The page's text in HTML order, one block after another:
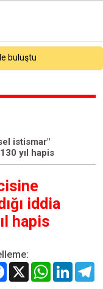
istismar"
yıl hapis
iddia
hapis
Facebook
X WhatsApp